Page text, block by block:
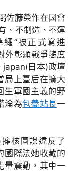
佐藤榮作在國會
、不制造、不運
繩”被正式寫進
外彰顯戰爭態度
japan(日本)政壇
局上臺后在擴大
生軍國主義的野
淪為包養站長一
核圖謀違反了
國際法她收藏的
量震動，其中一